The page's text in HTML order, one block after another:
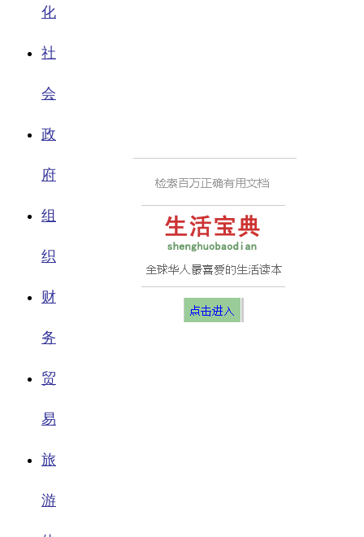
化
社
会
政
府
组
织
财
务
贸
易
旅
游